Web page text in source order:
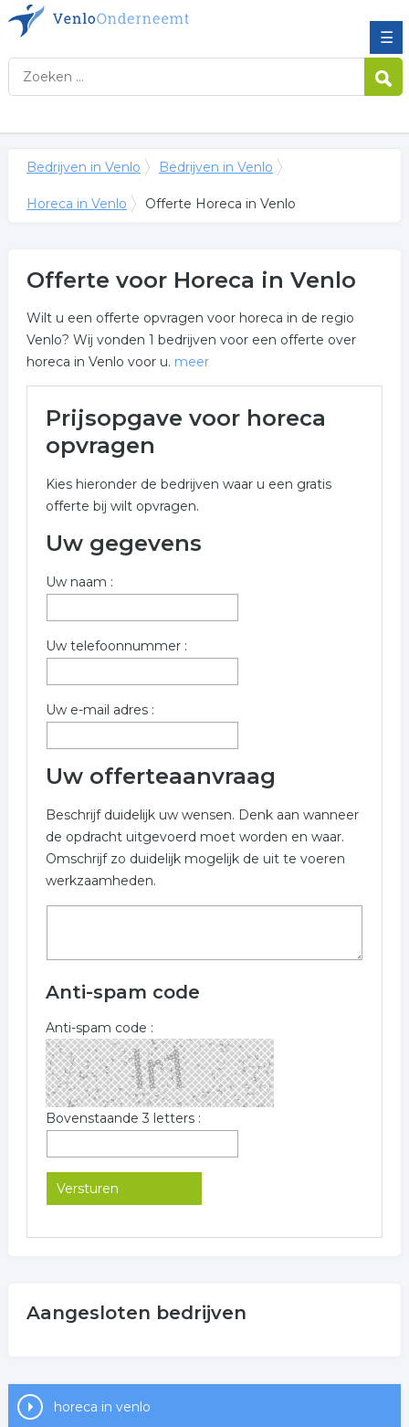
☰
Bedrijven in Venlo Bedrijven in Venlo
Horeca in Venlo Offerte Horeca in Venlo
Offerte voor Horeca in Venlo
Wilt u een offerte opvragen voor horeca in de regio
Venlo? Wij vonden 1 bedrijven voor een offerte over
horeca in Venlo voor u. meer
Onderstaand vindt u een overzicht van alle horeca
gerelateerde bedrijven in de omgeving van Venlo voor
een vrijblijvende aanvraag.
Meer informatie betreffende horeca in Venlo kunt u
opvragen met onderstaand offerte formulier. De
bedrijven zijn een koppeling tussen horeca in Venlo
Trefwoorden:
cafe restaurant
bruincafe catering hotel
Prijsopgave voor horeca
opvragen
Kies hieronder de bedrijven waar u een gratis
offerte bij wilt opvragen.
Uw gegevens
Uw naam :
Uw telefoonnummer :
Uw e-mail adres :
Uw offerteaanvraag
Beschrijf duidelijk uw wensen. Denk aan wanneer
de opdracht uitgevoerd moet worden en waar.
Omschrijf zo duidelijk mogelijk de uit te voeren
werkzaamheden.
Anti-spam code
Anti-spam code :
Bovenstaande 3 letters :
Aangesloten bedrijven
horeca in venlo